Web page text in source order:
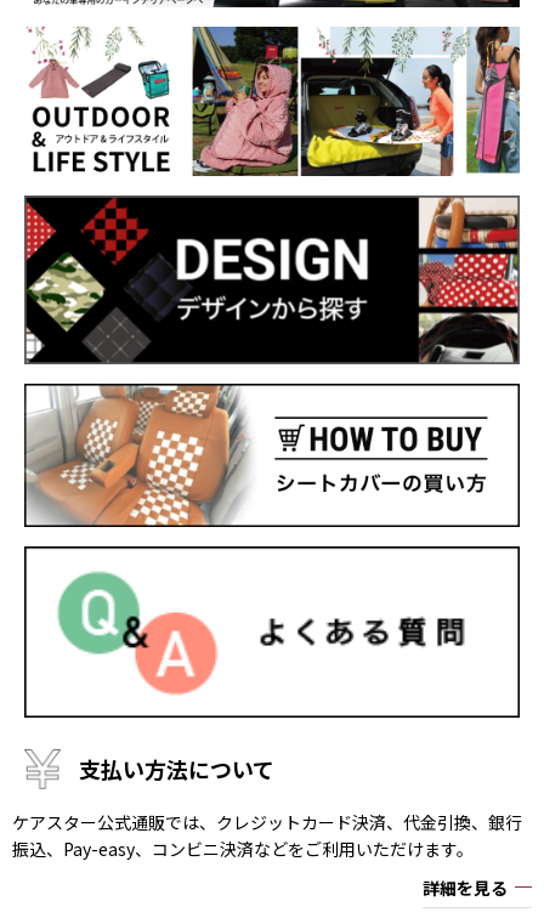
支払い方法について
ケアスター公式通販では、クレジットカード決済、代金引換、銀行
振込、Pay-easy、コンビニ決済などをご利用いただけます。
詳細を見る